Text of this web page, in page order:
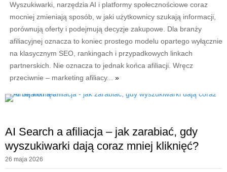
Wyszukiwarki, narzędzia AI i platformy społecznościowe coraz
mocniej zmieniają sposób, w jaki użytkownicy szukają informacji,
porównują oferty i podejmują decyzje zakupowe. Dla branży
afiliacyjnej oznacza to koniec prostego modelu opartego wyłącznie
na klasycznym SEO, rankingach i przypadkowych linkach
partnerskich. Nie oznacza to jednak końca afiliacji. Wręcz
przeciwnie – marketing afiliacy... »
AI Search a afiliacja – jak zarabiać, gdy
wyszukiwarki dają coraz mniej kliknięć?
26 maja 2026